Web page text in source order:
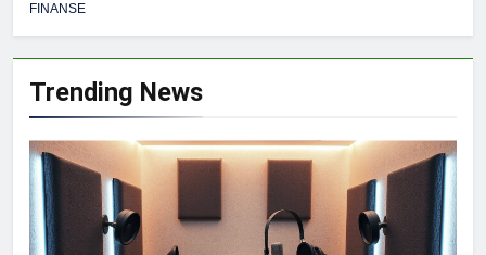
FINANSE
Trending News